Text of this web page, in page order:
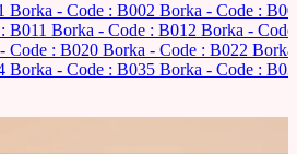
Borka - Code : B002 Borka - Code :
B011 Borka - Code : B012 Borka -
Code : B020 Borka - Code : B022
Borka - Code : B035 Borka - Code :